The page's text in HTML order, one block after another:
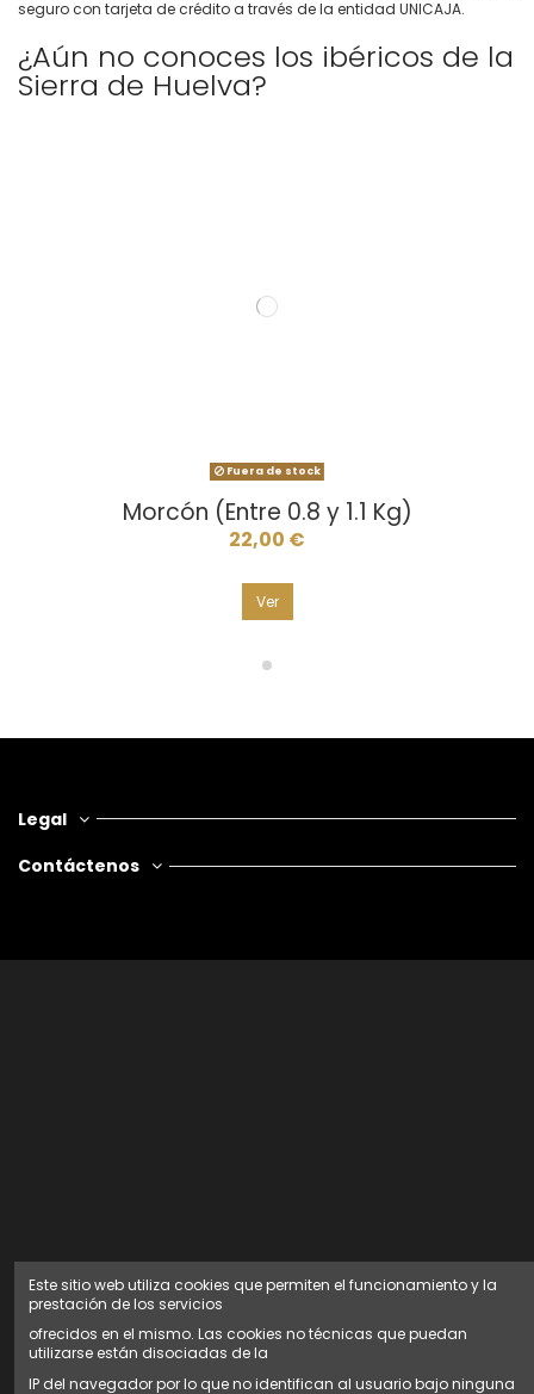
seguro con tarjeta de crédito a través de la entidad UNICAJA.
¿Aún no conoces los ibéricos de la
Sierra de Huelva?
Fuera de stock
Morcón (Entre 0.8 y 1.1 Kg)
22,00 €
Ver
Legal
Contáctenos
Este sitio web utiliza cookies que permiten el funcionamiento y la
prestación de los servicios
ofrecidos en el mismo. Las cookies no técnicas que puedan
utilizarse están disociadas de la
IP del navegador por lo que no identifican al usuario bajo ninguna